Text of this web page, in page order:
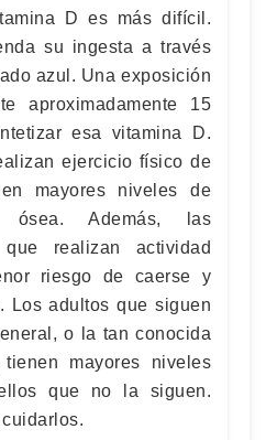
D es más difícil.
su ingesta a través
azul. Una exposición
aproximadamente 15
esa vitamina D.
ejercicio físico de
mayores niveles de
ósea. Además, las
realizan actividad
riesgo de caerse y
Los adultos que siguen
o la tan conocida
mayores niveles
que no la siguen.